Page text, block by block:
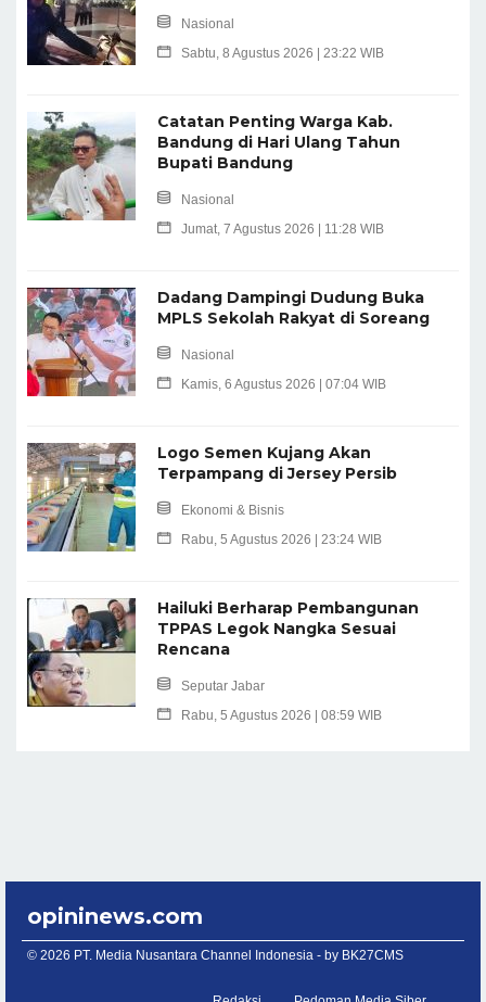
Nasional
Sabtu, 8 Agustus 2026 | 23:22 WIB
Catatan Penting Warga Kab.
Bandung di Hari Ulang Tahun
Bupati Bandung
Nasional
Jumat, 7 Agustus 2026 | 11:28 WIB
Dadang Dampingi Dudung Buka
MPLS Sekolah Rakyat di Soreang
Nasional
Kamis, 6 Agustus 2026 | 07:04 WIB
Logo Semen Kujang Akan
Terpampang di Jersey Persib
Ekonomi & Bisnis
Rabu, 5 Agustus 2026 | 23:24 WIB
Hailuki Berharap Pembangunan
TPPAS Legok Nangka Sesuai
Rencana
Seputar Jabar
Rabu, 5 Agustus 2026 | 08:59 WIB
opininews.com
© 2026 PT. Media Nusantara Channel Indonesia - by BK27CMS